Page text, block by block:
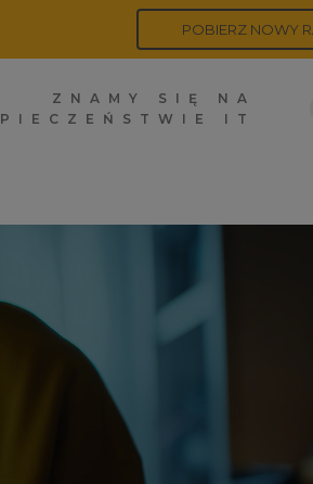
ZNAMY SIĘ NA
IT
POBIERZ NOWY